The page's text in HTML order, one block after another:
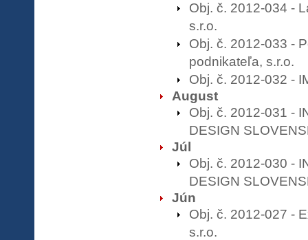
Obj. č. 2012-034 -
s.r.o.
Obj. č. 2012-033 -
podnikateľa, s.r.o.
Obj. č. 2012-032 -
August
Obj. č. 2012-031 -
DESIGN
Júl
Obj. č. 2012-030 -
DESIGN
Jún
Obj. č. 2012-027 -
s.r.o.